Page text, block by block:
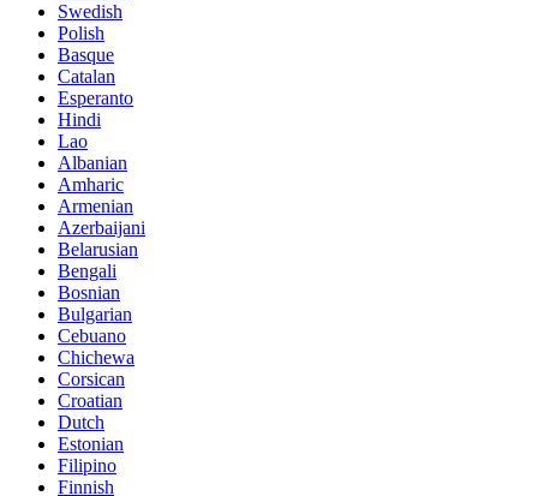
Swedish
Polish
Basque
Catalan
Esperanto
Hindi
Lao
Albanian
Amharic
Armenian
Azerbaijani
Belarusian
Bengali
Bosnian
Bulgarian
Cebuano
Chichewa
Corsican
Croatian
Dutch
Estonian
Filipino
Finnish